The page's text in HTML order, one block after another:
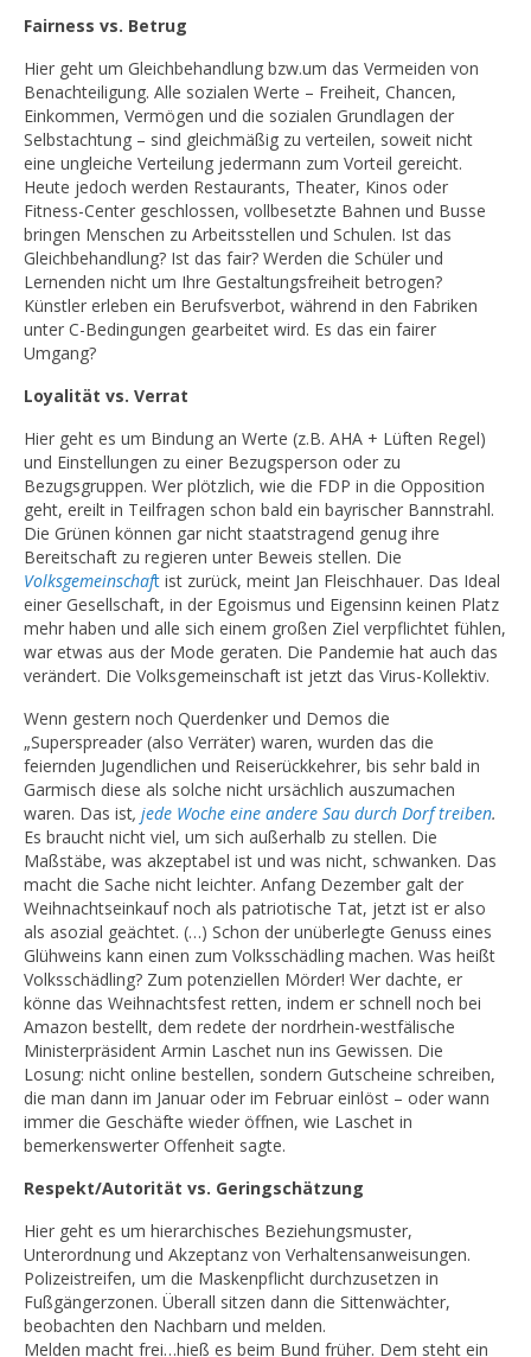
Fairness vs. Betrug
Hier geht um Gleichbehandlung bzw.um das Vermeiden von
Benachteiligung. Alle sozialen Werte – Freiheit, Chancen,
Einkommen, Vermögen und die sozialen Grundlagen der
Selbstachtung – sind gleichmäßig zu verteilen, soweit nicht
eine ungleiche Verteilung jedermann zum Vorteil gereicht.
Heute jedoch werden Restaurants, Theater, Kinos oder
Fitness-Center geschlossen, vollbesetzte Bahnen und Busse
bringen Menschen zu Arbeitsstellen und Schulen. Ist das
Gleichbehandlung? Ist das fair? Werden die Schüler und
Lernenden nicht um Ihre Gestaltungsfreiheit betrogen?
Künstler erleben ein Berufsverbot, während in den Fabriken
unter C-Bedingungen gearbeitet wird. Es das ein fairer
Umgang?
Loyalität vs. Verrat
Hier geht es um Bindung an Werte (z.B. AHA + Lüften Regel)
und Einstellungen zu einer Bezugsperson oder zu
Bezugsgruppen. Wer plötzlich, wie die FDP in die Opposition
geht, ereilt in Teilfragen schon bald ein bayrischer Bannstrahl.
Die Grünen können gar nicht staatstragend genug ihre
Bereitschaft zu regieren unter Beweis stellen. Die
Volksgemeinschaft ist zurück, meint Jan Fleischhauer. Das Ideal
einer Gesellschaft, in der Egoismus und Eigensinn keinen Platz
mehr haben und alle sich einem großen Ziel verpflichtet fühlen,
war etwas aus der Mode geraten. Die Pandemie hat auch das
verändert. Die Volksgemeinschaft ist jetzt das Virus-Kollektiv.
Wenn gestern noch Querdenker und Demos die
„Superspreader (also Verräter) waren, wurden das die
feiernden Jugendlichen und Reiserückkehrer, bis sehr bald in
Garmisch diese als solche nicht ursächlich auszumachen
waren. Das ist, jede Woche eine andere Sau durch Dorf treiben.
Es braucht nicht viel, um sich außerhalb zu stellen. Die
Maßstäbe, was akzeptabel ist und was nicht, schwanken. Das
macht die Sache nicht leichter. Anfang Dezember galt der
Weihnachtseinkauf noch als patriotische Tat, jetzt ist er also
als asozial geächtet. (…) Schon der unüberlegte Genuss eines
Glühweins kann einen zum Volksschädling machen. Was heißt
Volksschädling? Zum potenziellen Mörder! Wer dachte, er
könne das Weihnachtsfest retten, indem er schnell noch bei
Amazon bestellt, dem redete der nordrhein-westfälische
Ministerpräsident Armin Laschet nun ins Gewissen. Die
Losung: nicht online bestellen, sondern Gutscheine schreiben,
die man dann im Januar oder im Februar einlöst – oder wann
immer die Geschäfte wieder öffnen, wie Laschet in
bemerkenswerter Offenheit sagte.
Respekt/Autorität vs. Geringschätzung
Hier geht es um hierarchisches Beziehungsmuster,
Unterordnung und Akzeptanz von Verhaltensanweisungen.
Polizeistreifen, um die Maskenpflicht durchzusetzen in
Fußgängerzonen. Überall sitzen dann die Sittenwächter,
beobachten den Nachbarn und melden.
Melden macht frei…hieß es beim Bund früher. Dem steht ein